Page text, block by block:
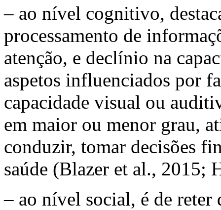
– ao nível cognitivo,
processamento de
atenção, e declínio na
aspetos influenciados por
capacidade visual ou
em maior ou menor grau,
conduzir, tomar decisões
saúde (Blazer et al., 2015;
– ao nível social, é de reter